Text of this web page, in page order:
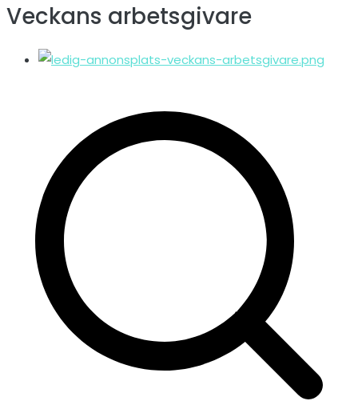
Veckans arbetsgivare